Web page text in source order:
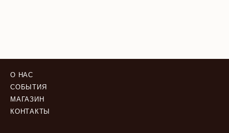
О НАС
СОБЫТИЯ
МАГАЗИН
КОНТАКТЫ